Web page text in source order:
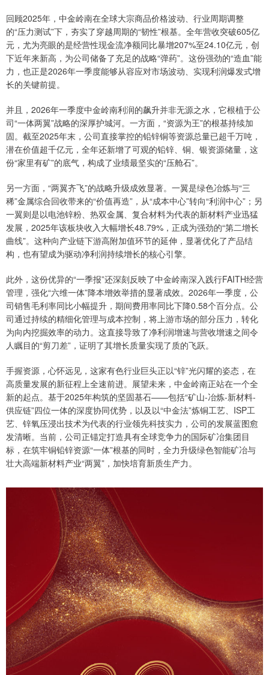
回顾2025年，中金岭南在全球大宗商品价格波动、行业周期调整
的“压力测试”下，夯实了穿越周期的“韧性”根基。全年营收突破605亿
元，尤为亮眼的是经营性现金流净额同比暴增207%至24.10亿元，创
下近年来新高，为公司储备了充足的战略“弹药”。这份强劲的“造血”能
力，也正是2026年一季度能够从容应对市场波动、实现利润爆发式增
长的关键前提。
并且，2026年一季度中金岭南利润的飙升并非无源之水，它根植于公
司“一体两翼”战略的深厚护城河。一方面，“资源为王”的根基持续加
固。截至2025年末，公司直接掌控的铅锌铜等资源总量已超千万吨，
潜在价值超千亿元，全年还新增了可观的铅锌、铜、银资源储量，这
份“家里有矿”的底气，构成了业绩最坚实的“压舱石”。
另一方面，“两翼齐飞”的战略升级成效显著。一翼是绿色冶炼与“三
稀”金属综合回收带来的“价值再造”，从“成本中心”转向“利润中心”；另
一翼则是以电池锌粉、热双金属、复合材料为代表的新材料产业迅猛
发展，2025年该板块收入大幅增长48.79%，正成为强劲的“第二增长
曲线”。这种向产业链下游高附加值环节的延伸，显著优化了产品结
构，也有望成为驱动净利润持续增长的核心引擎。
此外，这份优异的“一季报”还深刻反映了中金岭南深入践行FAITH经营
管理，强化“六维一体”降本增效举措的显著成效。2026年一季度，公
司销售毛利率同比小幅提升，期间费用率同比下降0.58个百分点。公
司通过持续的精细化管理与成本控制，将上游市场的部分压力，转化
为向内挖掘效率的动力。这直接导致了净利润增速与营收增速之间令
人瞩目的“剪刀差”，证明了其增长质量实现了质的飞跃。
手握资源，心怀远见，这家有色行业巨头正以“锌”光闪耀的姿态，在
高质量发展的新征程上全速前进。展望未来，中金岭南正站在一个全
新的起点。基于2025年构筑的坚固基石——包括“矿山-冶炼-新材料-
供应链”四位一体的深度协同优势，以及以“中金法”炼铜工艺、ISP工
艺、锌氧压浸出技术为代表的行业领先科技实力，公司的发展蓝图愈
发清晰。当前，公司正锚定打造具有全球竞争力的国际矿冶集团目
标，在筑牢铜铅锌资源“一体”根基的同时，全力升级绿色智能矿冶与
壮大高端新材料产业“两翼”，加快培育新质生产力。